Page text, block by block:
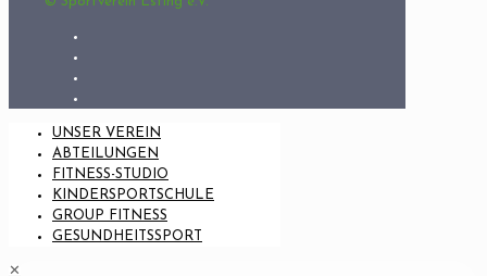
UNSER VEREIN
ABTEILUNGEN
FITNESS-STUDIO
KINDERSPORTSCHULE
GROUP FITNESS
GESUNDHEITSSPORT
✕